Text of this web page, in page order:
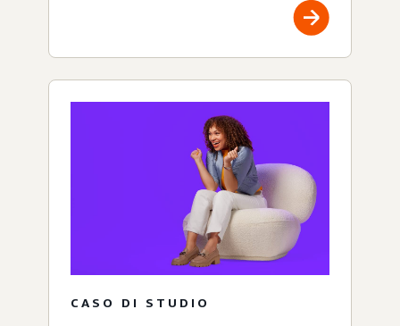
CASO DI STUDIO